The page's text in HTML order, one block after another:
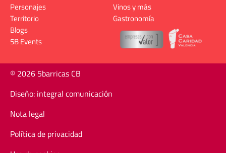
Personajes
Territorio
Vinos y más
Gastronomía
Blogs
5B Events
© 2026 5barricas CB
Diseño: integral comunicación
Nota legal
Política de privacidad